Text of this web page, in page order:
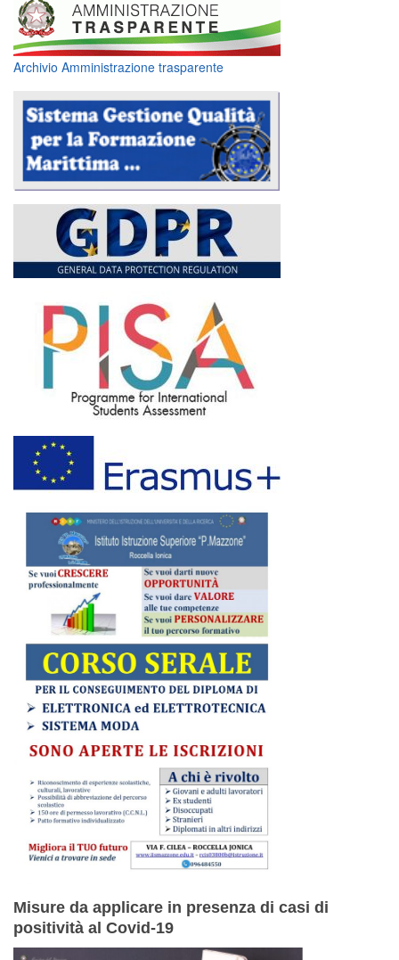
Archivio Amministrazione trasparente
Misure da applicare in presenza di casi di
positività al Covid-19